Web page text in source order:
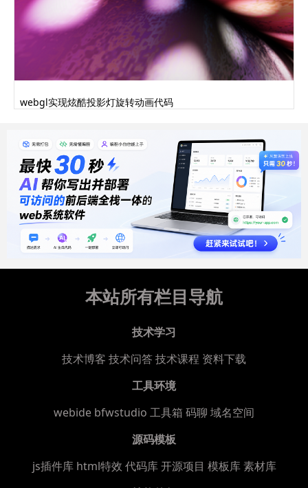
webgl实现炫酷投影灯旋转动画代码
本站所有栏目导航
技术学习
技术博客 技术问答技术课程 资料下载
工具环境
webide bfwstudio 工具箱 码聊 域名空间
源码模板
js插件库 html特效 代码库 开源项目 模板库 素材库